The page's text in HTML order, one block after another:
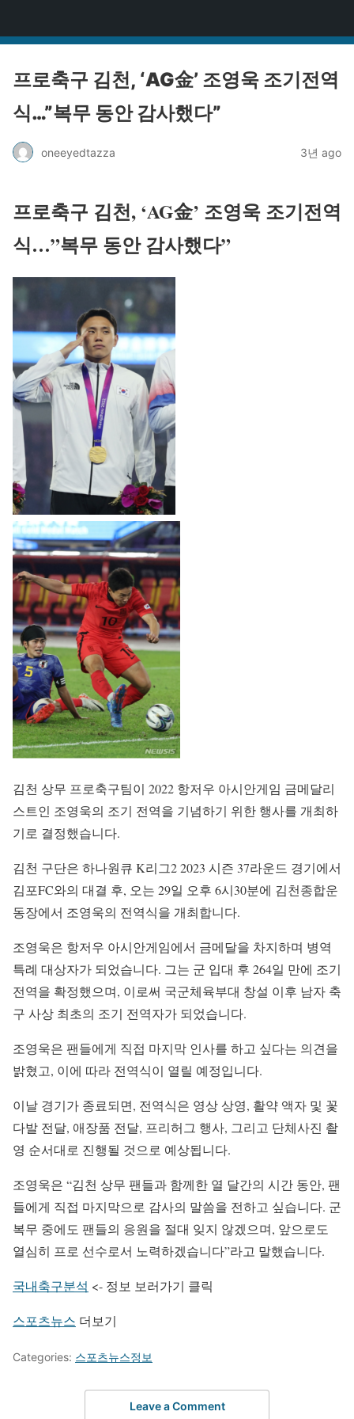
프로축구 김천, ‘AG金’ 조영욱 조기전역
식…”복무 동안 감사했다”
oneeyedtazza 3년 ago
프로축구 김천, ‘AG金’ 조영욱 조기전역
식…”복무 동안 감사했다”
김천 상무 프로축구팀이 2022 항저우 아시안게임 금메달리
스트인 조영욱의 조기 전역을 기념하기 위한 행사를 개최하
기로 결정했습니다.
김천 구단은 하나원큐 K리그2 2023 시즌 37라운드 경기에서
김포FC와의 대결 후, 오는 29일 오후 6시30분에 김천종합운
동장에서 조영욱의 전역식을 개최합니다.
조영욱은 항저우 아시안게임에서 금메달을 차지하며 병역
특례 대상자가 되었습니다. 그는 군 입대 후 264일 만에 조기
전역을 확정했으며, 이로써 국군체육부대 창설 이후 남자 축
구 사상 최초의 조기 전역자가 되었습니다.
조영욱은 팬들에게 직접 마지막 인사를 하고 싶다는 의견을
밝혔고, 이에 따라 전역식이 열릴 예정입니다.
이날 경기가 종료되면, 전역식은 영상 상영, 활약 액자 및 꽃
다발 전달, 애장품 전달, 프리허그 행사, 그리고 단체사진 촬
영 순서대로 진행될 것으로 예상됩니다.
조영욱은 “김천 상무 팬들과 함께한 열 달간의 시간 동안, 팬
들에게 직접 마지막으로 감사의 말씀을 전하고 싶습니다. 군
복무 중에도 팬들의 응원을 절대 잊지 않겠으며, 앞으로도
열심히 프로 선수로서 노력하겠습니다”라고 말했습니다.
국내축구분석 <- 정보 보러가기 클릭
스포츠뉴스 더보기
Categories: 스포츠뉴스정보
Leave a Comment